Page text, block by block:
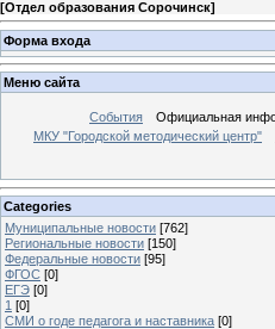
[Отдел образования Сорочинск]
Форма входа
Меню сайта
События Официальная
МКУ "Городской методический центр"
Categories
Муниципальные новости [762]
Региональные новости [150]
Федеральные новости [95]
ФГОС [0]
ЕГЭ [0]
1 [0]
СМИ о годе педагога и наставника [0]